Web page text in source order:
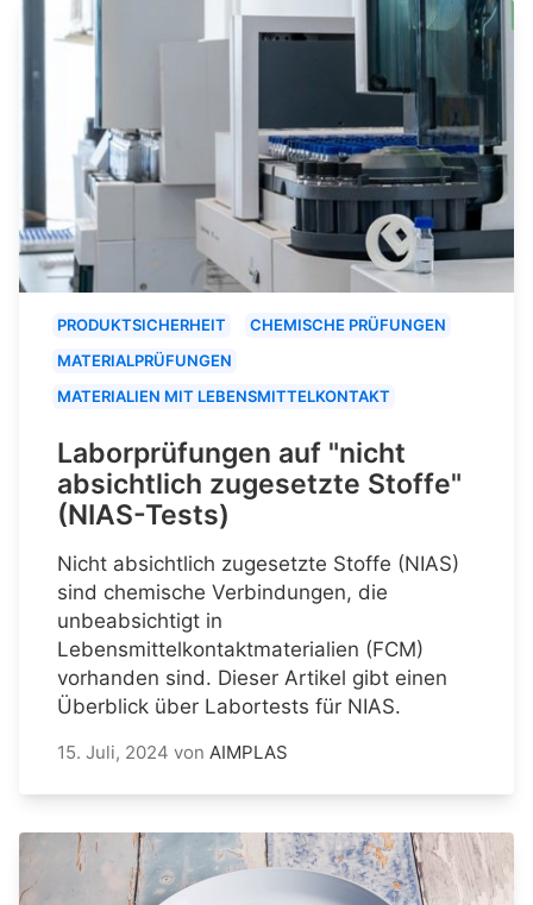
PRODUKTSICHERHEIT
CHEMISCHE PRÜFUNGEN
MATERIALPRÜFUNGEN
MATERIALIEN MIT LEBENSMITTELKONTAKT
Laborprüfungen auf "nicht
absichtlich zugesetzte Stoffe"
(NIAS-Tests)
Nicht absichtlich zugesetzte Stoffe (NIAS)
sind chemische Verbindungen, die
unbeabsichtigt in
Lebensmittelkontaktmaterialien (FCM)
vorhanden sind. Dieser Artikel gibt einen
Überblick über Labortests für NIAS.
15. Juli, 2024 von AIMPLAS